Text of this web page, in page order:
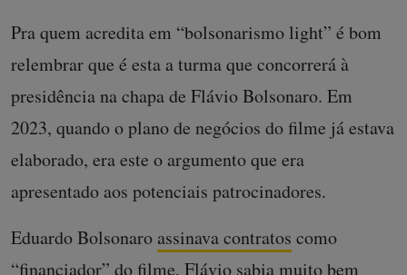
Pra quem acredita em “bolsonarismo light” é bom
relembrar que é esta a turma que concorrerá à
presidência na chapa de Flávio Bolsonaro. Em
2023, quando o plano de negócios do filme já estava
elaborado, era este o argumento que era
apresentado aos potenciais patrocinadores.
Eduardo Bolsonaro assinava contratos como
“financiador” do filme, Flávio sabia muito bem